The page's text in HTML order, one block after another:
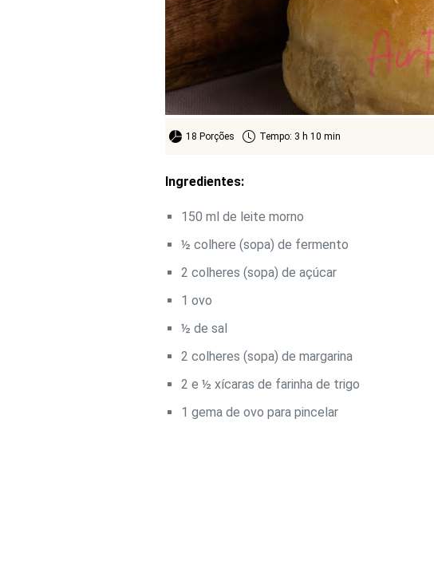
18 Porções Tempo: 3 h 10 min
Ingredientes:
150 ml de leite morno
½ colhere (sopa) de fermento
2 colheres (sopa) de açúcar
1 ovo
½ de sal
2 colheres (sopa) de margarina
2 e ½ xícaras de farinha de trigo
1 gema de ovo para pincelar